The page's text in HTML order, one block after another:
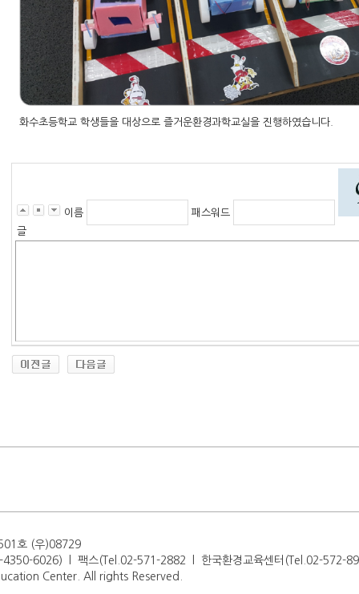
화수초등학교 학생들을 대상으로 즐거운환경과학교실을 진행하였습니다.
이름
패스워드
글
호 (우)08729
6026) l 팩스(Tel.02-571-2882 l 한국환경교육센터(Tel.02-572-
Center. All rights Reserved.